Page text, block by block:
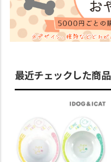
最近チェックした商品